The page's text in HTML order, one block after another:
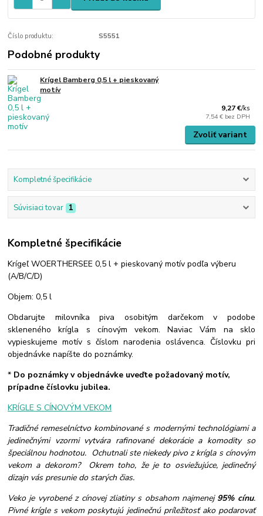
Číslo produktu: S5551
Podobné produkty
Krígel Bamberg 0,5 l + pieskovaný
motív
9,27 €/ks
7,54 € bez DPH
Zvoliť variant
Kompletné špecifikácie
Súvisiaci tovar 1
Kompletné špecifikácie
Krígeľ WOERTHERSEE 0,5 l + pieskovaný motív podľa výberu
(A/B/C/D)
Objem: 0,5 l
Obdarujte milovníka piva osobitým darčekom v podobe
skleneného krígla s cínovým vekom. Naviac Vám na sklo
vypieskujeme motív s číslom narodenia oslávenca. Číslovku pri
objednávke napíšte do poznámky.
* Do poznámky v objednávke uveďte požadovaný motív,
prípadne číslovku jubilea.
KRÍGLE S CÍNOVÝM VEKOM
Tradičné remeselníctvo kombinované s modernými technológiami a
jedinečnými vzormi vytvára rafinované dekorácie a komodity so
špeciálnou hodnotou. Ochutnali ste niekedy pivo z krígla s cínovým
vekom a dekorom? Okrem toho, že je to osviežujúce, jedinečný
dizajn vás presunie do starých čias.
Veko je vyrobené z cínovej zliatiny s obsahom najmenej 95% cínu.
Pivné krígle s vekom poskytujú jedinečnú príležitosť ako podarovať